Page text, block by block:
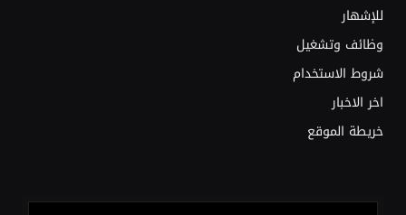
للإشهار
وظائف وتشغيل
شروط الاستخدام
اخر الاخبار
خريطة الموقع